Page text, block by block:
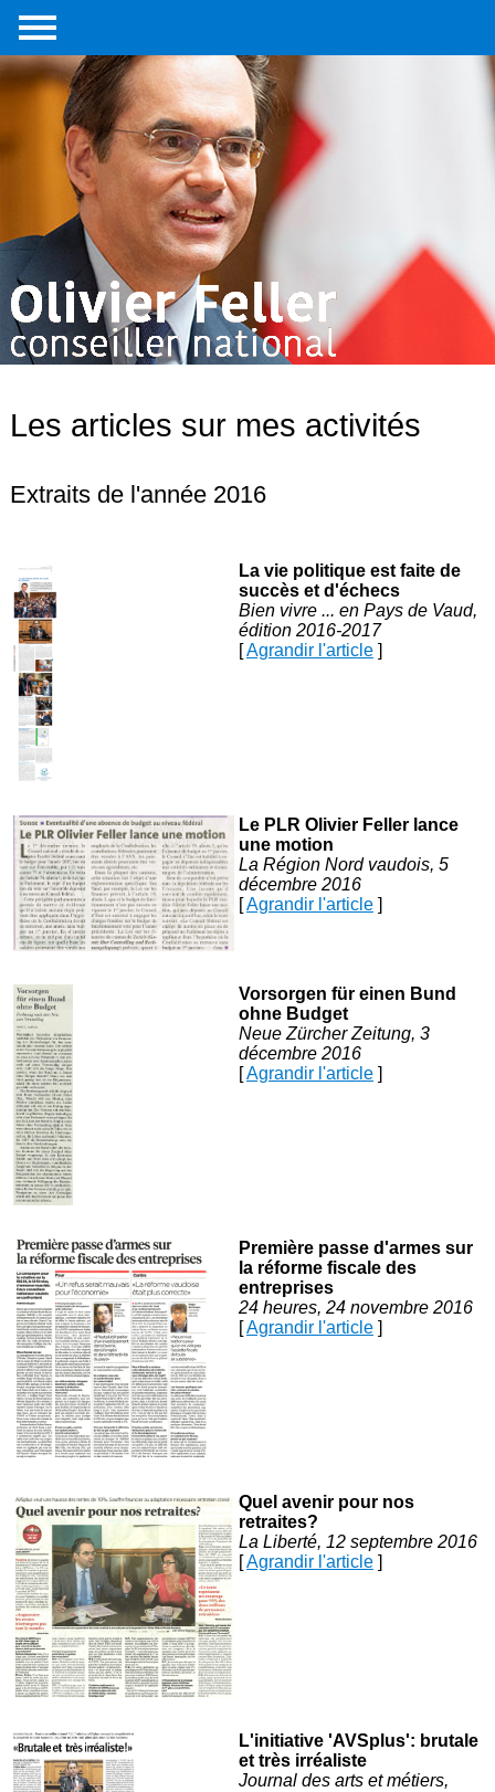
Accueil
Portrait
Interventions
parlementaires
Médias
Livre
Liens
externes
Les articles sur mes activités
Extraits de l'année 2016
La vie politique est faite de
succès et d'échecs
Bien vivre ... en Pays de Vaud,
édition 2016-2017
[Agrandir l'article]
Le PLR Olivier Feller lance
une motion
La Région Nord vaudois, 5
décembre 2016
[Agrandir l'article]
Vorsorgen für einen Bund
ohne Budget
Neue Zürcher Zeitung, 3
décembre 2016
[Agrandir l'article]
Première passe d'armes sur
la réforme fiscale des
entreprises
24 heures, 24 novembre 2016
[Agrandir l'article]
Quel avenir pour nos
retraites?
La Liberté, 12 septembre 2016
[Agrandir l'article]
L'initiative 'AVSplus': brutale
et très irréaliste
Journal des arts et métiers,